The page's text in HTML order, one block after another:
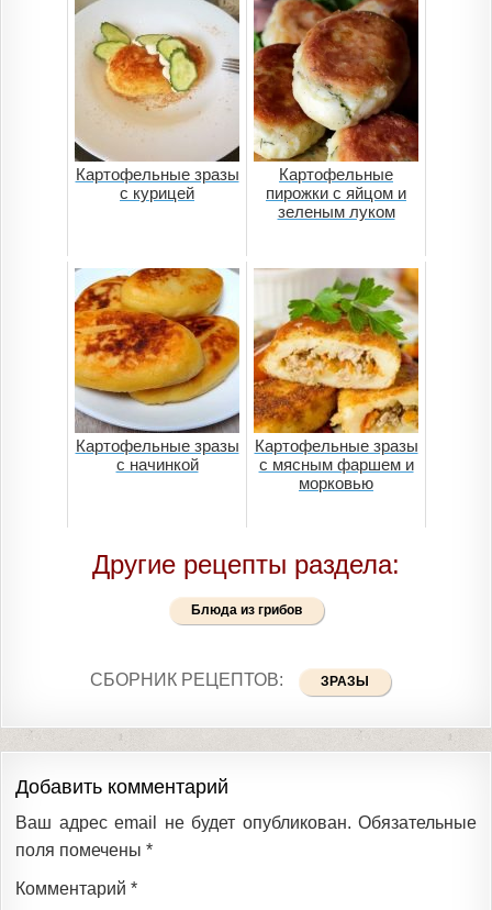
Картофельные зразы
с курицей
Картофельные
пирожки с яйцом и
зеленым луком
Картофельные зразы
с начинкой
Картофельные зразы
с мясным фаршем и
морковью
Другие рецепты раздела:
Блюда из грибов
СБОРНИК РЕЦЕПТОВ: ЗРАЗЫ
Добавить комментарий
Ваш адрес email не будет опубликован. Обязательные
поля помечены *
Комментарий *